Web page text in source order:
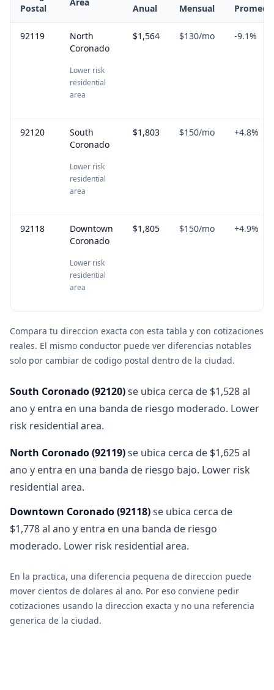
Postal
Anual
Mensual
92119
North
Coronado
Lower risk
residential
area
$1,564 $130/mo -9.1%
92120
South
Coronado
Lower risk
residential
area
$1,803 $150/mo +4.8%
92118
Downtown
Coronado
Lower risk
residential
area
$1,805 $150/mo +4.9%
Compara tu direccion exacta con esta tabla y con cotizaciones
reales. El mismo conductor puede ver diferencias notables
solo por cambiar de codigo postal dentro de la ciudad.
South Coronado(92120)se ubica cerca de $1,528 al
ano y entra en una banda de riesgo moderado. Lower
risk residential area.
North Coronado(92119)se ubica cerca de $1,625 al
ano y entra en una banda de riesgo bajo. Lower risk
residential area.
Downtown Coronado(92118)se ubica cerca de
$1,778 al ano y entra en una banda de riesgo
moderado. Lower risk residential area.
En la practica, una diferencia pequena de direccion puede
mover cientos de dolares al ano. Por eso conviene pedir
cotizaciones usando la direccion exacta y no una referencia
generica de la ciudad.